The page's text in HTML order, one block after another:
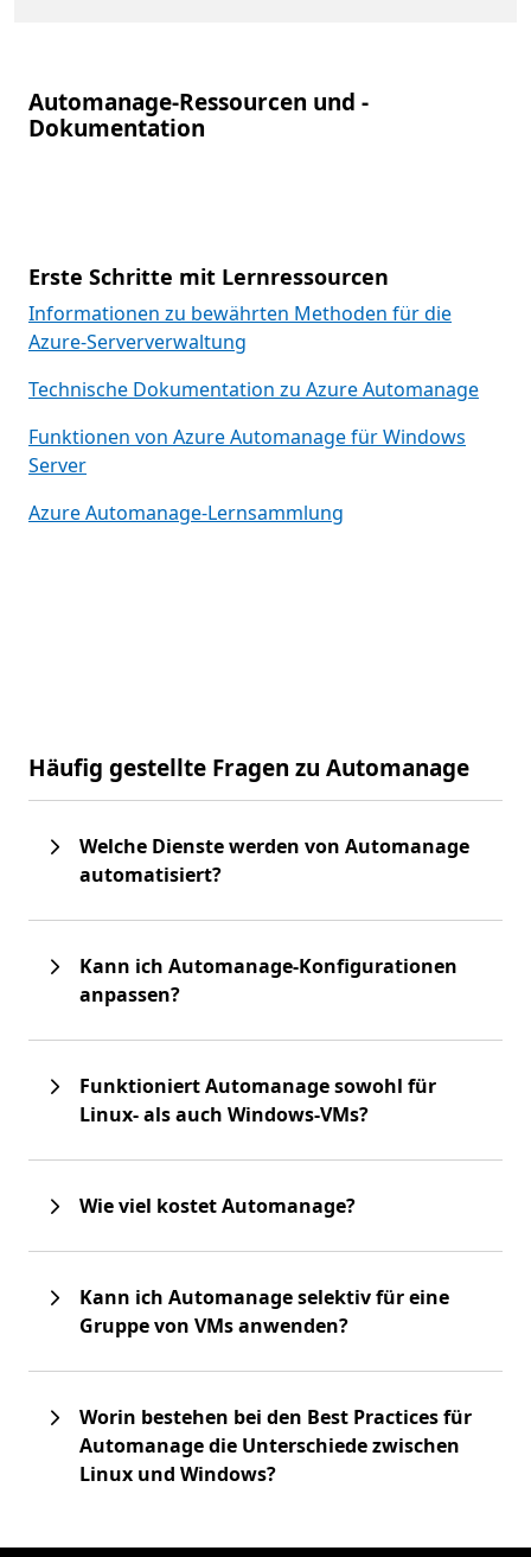
Automanage-Ressourcen und -
Dokumentation
Erste Schritte mit Lernressourcen
Informationen zu bewährten Methoden für die
Azure-Serververwaltung
Technische Dokumentation zu Azure Automanage
Funktionen von Azure Automanage für Windows
Server
Azure Automanage-Lernsammlung
Häufig gestellte Fragen zu Automanage
Welche Dienste werden von Automanage
automatisiert?
Kann ich Automanage-Konfigurationen
anpassen?
Funktioniert Automanage sowohl für
Linux- als auch Windows-VMs?
Wie viel kostet Automanage?
Kann ich Automanage selektiv für eine
Gruppe von VMs anwenden?
Worin bestehen bei den Best Practices für
Automanage die Unterschiede zwischen
Linux und Windows?